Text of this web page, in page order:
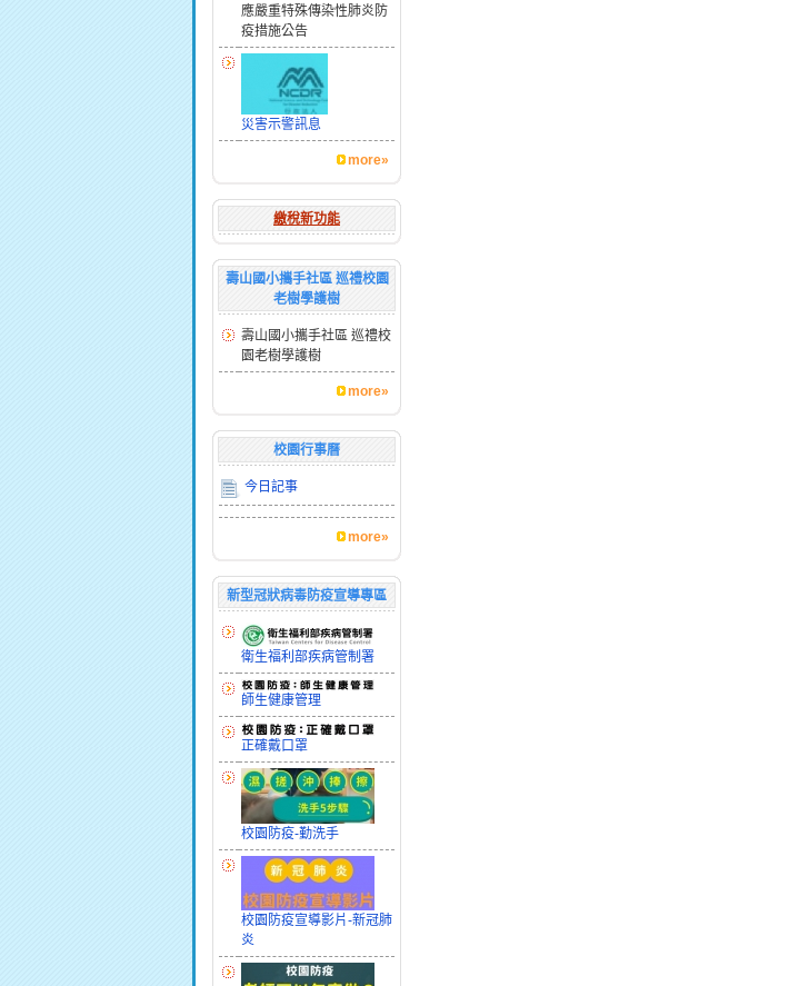
應嚴重特殊傳染性肺炎防
疫措施公告
災害示警訊息
more»
繳稅新功能
壽山國小攜手社區 巡禮校園
老樹學護樹
壽山國小攜手社區 巡禮校
園老樹學護樹
more»
校園行事曆
今日記事
more»
新型冠狀病毒防疫宣導專區
衛生福利部疾病管制署
師生健康管理
正確戴口罩
校園防疫-勤洗手
校園防疫宣導影片-新冠肺
炎